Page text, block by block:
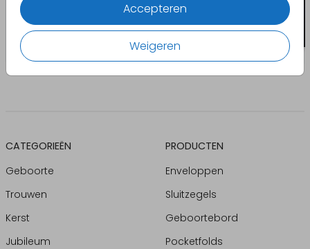
Accepteren
Weigeren
CATEGORIEËN
Geboorte
Trouwen
Kerst
Jubileum
PRODUCTEN
Enveloppen
Sluitzegels
Geboortebord
Pocketfolds